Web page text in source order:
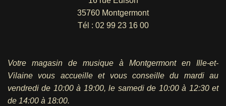
35760 Montgermont
Tél : 02 99 23 16 00
Votre magasin de musique à Montgermont en Ille-et-
Vilaine vous accueille et vous conseille du mardi au
vendredi de 10:00 à 19:00, le samedi de 10:00 à 12:30 et
de 14:00 à 18:00.